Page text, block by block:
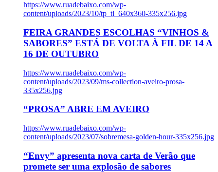
https://www.ruadebaixo.com/wp-
content/uploads/2023/10/tp_tl_640x360-335x256.jpg
FEIRA GRANDES ESCOLHAS “VINHOS &
SABORES” ESTÁ DE VOLTA À FIL DE 14 A
16 DE OUTUBRO
https://www.ruadebaixo.com/wp-
content/uploads/2023/09/ms-collection-aveiro-prosa-
335x256.jpg
“PROSA” ABRE EM AVEIRO
https://www.ruadebaixo.com/wp-
content/uploads/2023/07/sobremesa-golden-hour-335x256.jpg
“Envy” apresenta nova carta de Verão que
promete ser uma explosão de sabores